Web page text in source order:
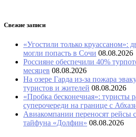
Свежие записи
«Угостили только круассаном»:
могли попасть в Сочи 08.08.2026
Россияне обеспечили 40%
месяцев 08.08.2026
На озере Гарда из-за пожара
туристов и жителей 08.08.2026
«Пробка бесконечная»: туристы
суперочереди на границе с
Авиакомпании переносят рейсы
тайфуна «Долфин» 08.08.2026